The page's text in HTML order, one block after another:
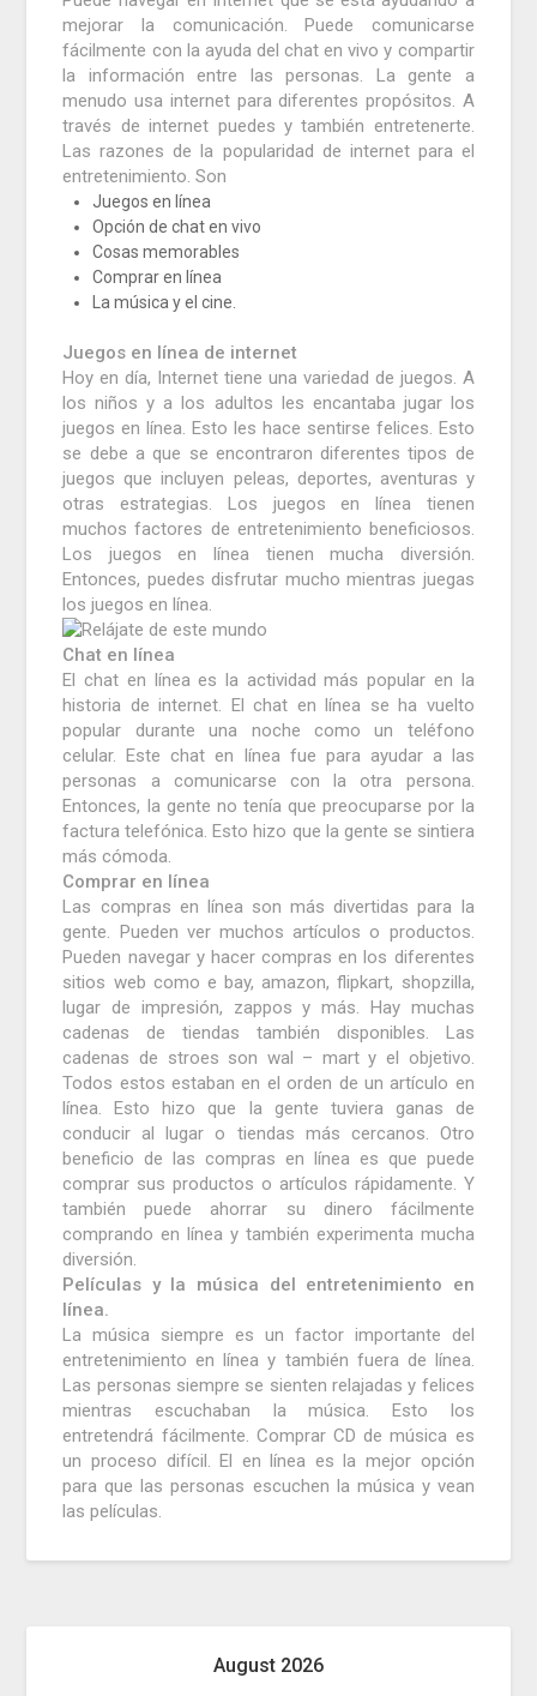
mejorar la comunicación.Puede comunicarse
fácilmente con la ayuda del chat en vivo y compartir
la información entre las personas. La gente a
menudo usa internet para diferentes propósitos. A
través de internet puedes y también entretenerte.
Las razones de la popularidad de internet para el
entretenimiento.Son
Juegos en línea
Opción de chat en vivo
Cosas memorables
Comprar en línea
La música y el cine.
Juegos en línea de internet
Hoy en día, Internet tiene una variedad de juegos. A
los niños y a los adultos les encantaba jugar los
juegos en línea.Esto les hace sentirse felices. Esto
se debe a que se encontraron diferentes tipos de
juegos que incluyen peleas, deportes, aventuras y
otras estrategias. Los juegos en línea tienen
muchos factores de entretenimiento beneficiosos.
Los juegos en línea tienen mucha diversión.
Entonces, puedes disfrutar mucho mientras juegas
los juegos en línea.
Chat en línea
El chat en línea es la actividad más popular en la
historia de internet. El chat en línea se ha vuelto
popular durante una noche como un teléfono
celular.Este chat en línea fue para ayudar a las
personas a comunicarse con la otra persona.
Entonces, la gente no tenía que preocuparse por la
factura telefónica.Esto hizo que la gente se sintiera
más cómoda.
Comprar en línea
Las compras en línea son más divertidas para la
gente. Pueden ver muchos artículos o productos.
Pueden navegar y hacer compras en los diferentes
sitios web como e bay, amazon, flipkart, shopzilla,
lugar de impresión, zappos y más. Hay muchas
cadenas de tiendas también disponibles. Las
cadenas de stroes son wal – mart y el objetivo.
Todos estos estaban en el orden de un artículo en
línea.Esto hizo que la gente tuviera ganas de
conducir al lugar o tiendas más cercanos. Otro
beneficio de las compras en línea es que puede
comprar sus productos o artículos rápidamente. Y
también puede ahorrar su dinero fácilmente
comprando en línea y también experimenta mucha
diversión.
Películas y la música del entretenimiento en
línea.
La música siempre es un factor importante del
entretenimiento en línea y también fuera de línea.
Las personas siempre se sienten relajadas y felices
mientras escuchaban la música. Esto los
entretendrá fácilmente. Comprar CD de música es
un proceso difícil.El en línea es la mejor opción
para que las personas escuchen la música y vean
las películas.
August 2026